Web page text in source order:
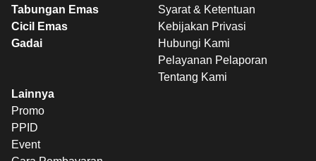
Tabungan Emas
Cicil Emas
Gadai
Syarat & Ketentuan
Kebijakan Privasi
Hubungi Kami
Pelayanan Pelaporan
Tentang Kami
Lainnya
Promo
PPID
Event